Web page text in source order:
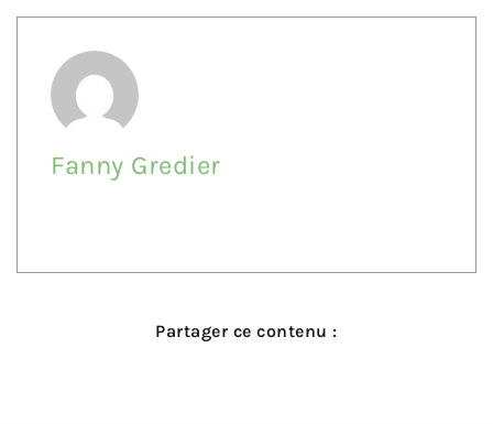
Fanny Gredier
Partager ce contenu :